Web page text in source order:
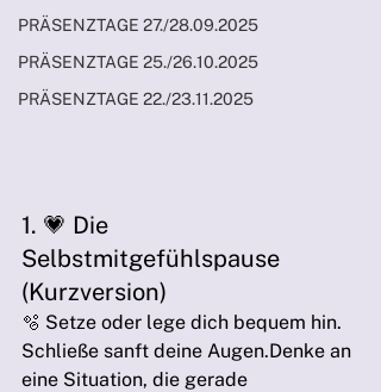
PRÄSENZTAGE 27./28.09.2025
PRÄSENZTAGE 25./26.10.2025
PRÄSENZTAGE 22./23.11.2025
1. 💗 Die
Selbstmitgefühlspause
(Kurzversion)
🫧 Setze oder lege dich bequem hin.
Schließe sanft deine Augen.Denke an
eine Situation, die gerade